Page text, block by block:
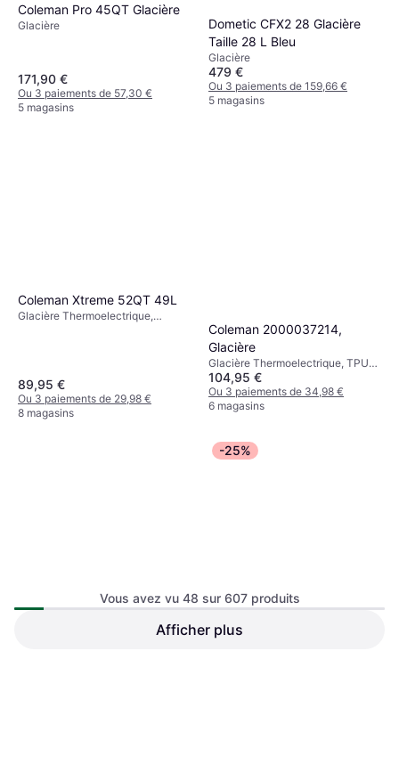
Coleman Pro 45QT Glacière
Glacière
171,90 €
Ou 3 paiements de 57,30 €
5 magasins
Dometic CFX2 28 Glacière
Taille 28 L Bleu
Glacière
479 €
Ou 3 paiements de 159,66 €
5 magasins
Coleman Xtreme 52QT 49L
Glacière Thermoelectrique,
89,95 €
Ou 3 paiements de 29,98 €
8 magasins
Coleman 2000037214,
Glacière
Glacière Thermoelectrique, TPU
(Polyuréthane Thermoplastique)
104,95 €
Ou 3 paiements de 34,98 €
6 magasins
-25%
Ninja Glacière FrostVault 47
Glacière, Plastique
Vous avez vu 48 sur 607 produits
Afficher plus